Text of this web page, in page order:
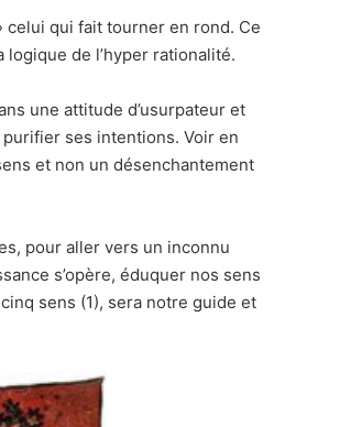
celui qui fait tourner en rond. Ce
de l’hyper rationalité.
une attitude d’usurpateur et
purifier ses intentions. Voir en
et non un désenchantement
pour aller vers un inconnu
s’opère, éduquer nos sens
sens (1), sera notre guide et